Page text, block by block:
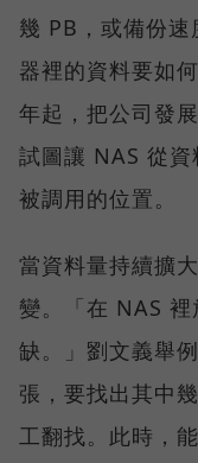
幾 PB，或備份
器裡的資料要如
年起，把公司發
試圖讓 NAS 從
被調用的位置。
當資料量持續擴
變。「在 NAS
缺。」劉文義舉
張，要找出其中
工翻找。此時，